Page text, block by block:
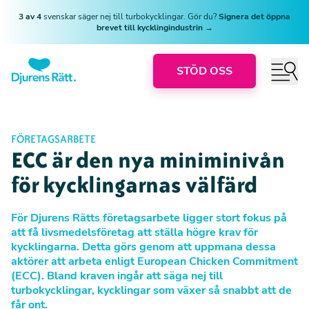
3 av 4svenskar säger nej till turbokycklingar. Gör du?Signera det öppna
brevet till kycklingindustrin →
STÖD OSS
FÖRETAGSARBETE
ECC är den nya miniminivån
för kycklingarnas välfärd
För Djurens Rätts företagsarbete ligger stort fokus på
att få livsmedelsföretag att ställa högre krav för
kycklingarna. Detta görs genom att uppmana dessa
aktörer att arbeta enligt European Chicken Commitment
(ECC). Bland kraven ingår att säga nej till
turbokycklingar, kycklingar som växer så snabbt att de
får ont.